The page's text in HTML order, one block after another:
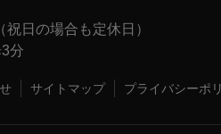
日の場合も定休日）
分
サイトマップ プライバシーポ